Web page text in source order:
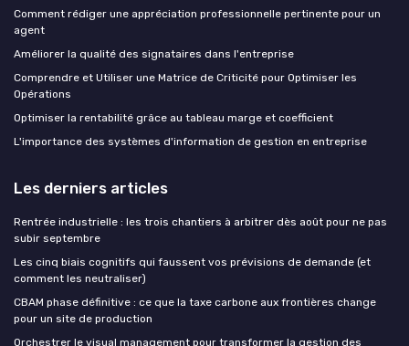
Comment rédiger une appréciation professionnelle pertinente pour un
agent
Améliorer la qualité des signataires dans l'entreprise
Comprendre et Utiliser une Matrice de Criticité pour Optimiser les
Opérations
Optimiser la rentabilité grâce au tableau marge et coefficient
L'importance des systèmes d'information de gestion en entreprise
Les derniers articles
Rentrée industrielle : les trois chantiers à arbitrer dès août pour ne pas
subir septembre
Les cinq biais cognitifs qui faussent vos prévisions de demande (et
comment les neutraliser)
CBAM phase définitive : ce que la taxe carbone aux frontières change
pour un site de production
Orchestrer le visual management pour transformer la gestion des